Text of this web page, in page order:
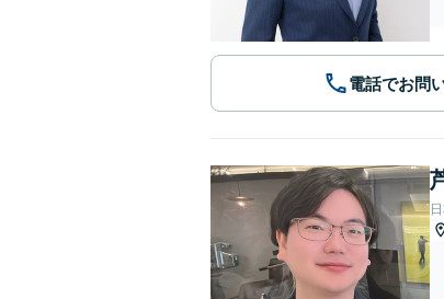
電話でお問